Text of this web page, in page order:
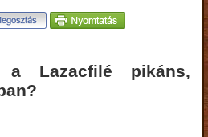
a Lazacfilé pikáns,